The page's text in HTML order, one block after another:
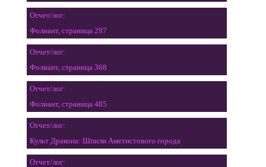
Отчет/лог:
Фолиант, страница 297
Отчет/лог:
Фолиант, страница 368
Отчет/лог:
Фолиант, страница 485
Отчет/лог:
Культ Дракона: Шпили Аметистового города
Отчет/лог: